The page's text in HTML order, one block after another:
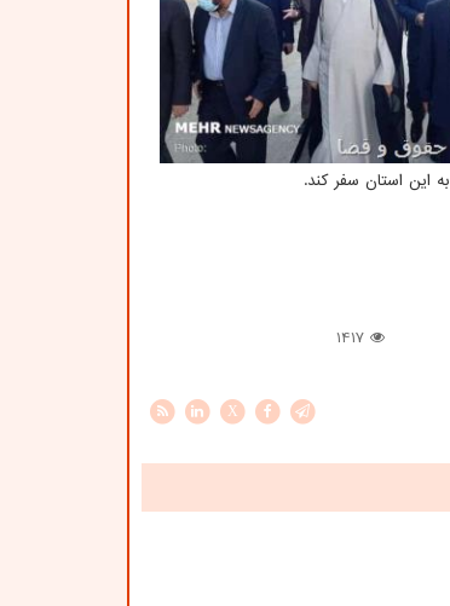
این استان سفر کند.
1417
X